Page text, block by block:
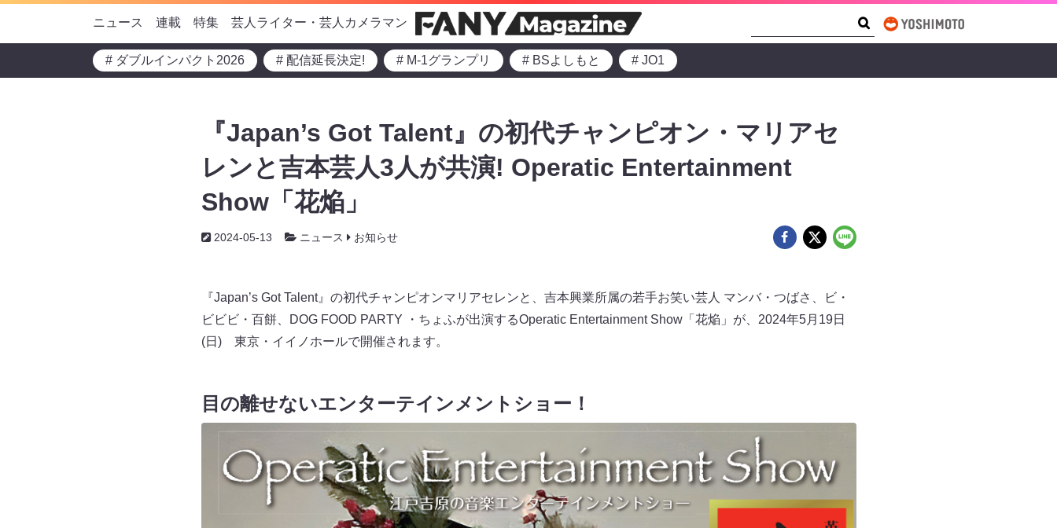
ニュース 連載 特集 芸人ライター・芸人カメラマン
# ダブルインパクト2026 # 配信延長決定! # M-1グランプリ # BSよしもと # JO1
『Japan’s Got Talent』の初代チャンピオン・マリアセ
レンと吉本芸人3人が共演! Operatic Entertainment
Show「花焔」
2024-05-13 ニュース お知らせ
『Japan’s Got Talent』の初代チャンピオンマリアセレンと、吉本興業所属の若手お笑い芸人 マンバ・つばさ、ビ・
ビビビ・百餅、DOG FOOD PARTY ・ちょふが出演するOperatic Entertainment Show「花焔」が、2024年5月19日
(日) 東京・イイノホールで開催されます。
目の離せないエンターテインメントショー！